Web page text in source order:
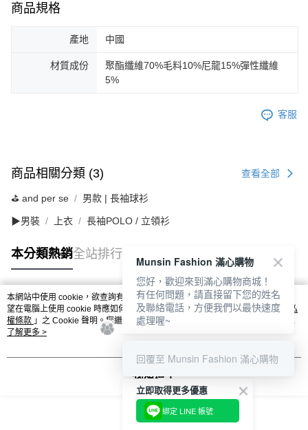
商品規格
產地 中國
材質成份
聚酯纖維70%毛料10%尼龍15%彈性纖維
5%
客服
商品相關分類 (3) 查看全部
⛳️ and per se 男款 | 長袖球衫
▶男裝 上衣 長袖POLO / 立領衫
本分類熱銷全站排行
熱門標籤
本網站中使用 cookie，欲查詢有關本網站使用 cookie 方式之詳情，及若您不希
望在電腦上使用 cookie 時應如何變更電腦的 cookie 設定，請參閱本網站「
隱私
權條款 」之 Cookie 聲明。您繼續使用本網站即表示您同意本公司得按本網站使
用條款之 Cookie 聲明使用 cookie。
了解更多 >
我知道了
立即取得更多優惠
綁定 LINE 帳號
Munsin Fashion 滿心購物
您好，歡迎來到滿心購物商城！
有任何問題，請直接留下您的姓名
及聯絡電話，方便我們以最快速度
處理喔~
回覆至 Munsin Fashion 滿心購物